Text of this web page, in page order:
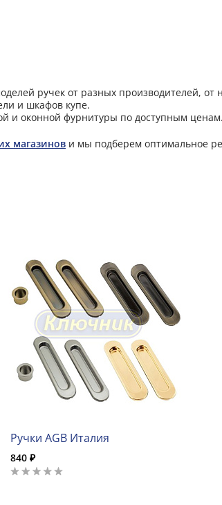
ручек от разных производителей,
и шкафов купе.
и оконной фурнитуры по доступным
магазинов и мы подберем оптимальное
Ручки AGB Италия
840 ₽